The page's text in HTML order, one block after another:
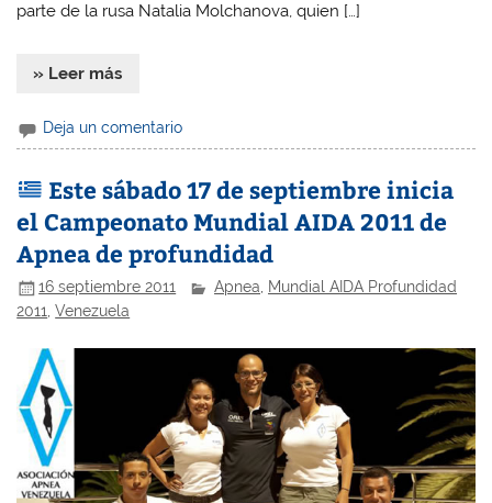
parte de la rusa Natalia Molchanova, quien […]
» Leer más
Deja un comentario
Este sábado 17 de septiembre inicia
el Campeonato Mundial AIDA 2011 de
Apnea de profundidad
16 septiembre 2011 Apnea
Mundial AIDA Profundidad
2011 ,Venezuela